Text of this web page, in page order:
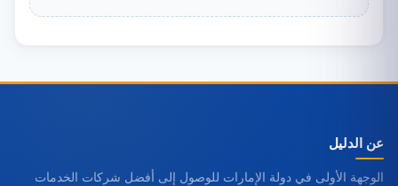
عن الدليل
الوجهة الأولى في دولة الإمارات للوصول إلى أفضل شركات الخدمات